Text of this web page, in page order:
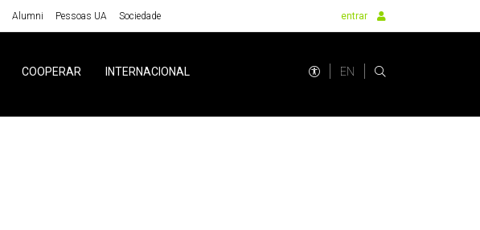
Alumni Pessoas UA Sociedade entrar
COOPERAR INTERNACIONAL EN